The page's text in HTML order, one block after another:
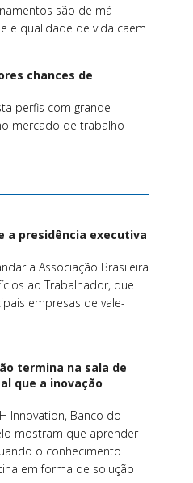
são de má
e qualidade de vida caem
chances de
perfis com grande
mercado de trabalho
a presidência executiva
a Associação Brasileira
ao Trabalhador, que
empresas de vale-
termina na sala de
que a inovação
Innovation, Banco do
mostram que aprender
o conhecimento
em forma de solução